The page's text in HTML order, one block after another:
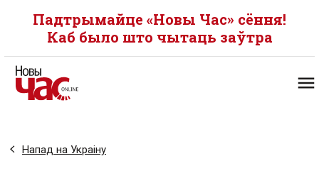
Падтрымайце «Новы Час» сёння!
Каб было што чытаць заўтра
Напад на Украіну